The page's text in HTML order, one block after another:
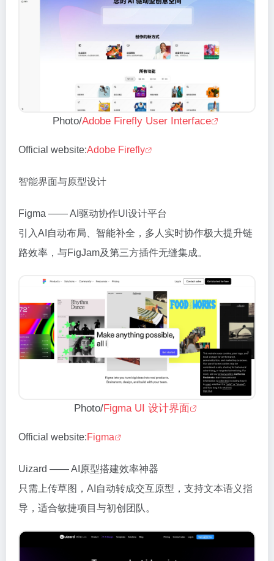
Photo/Adobe Firefly User Interface
Official website:Adobe Firefly
智能界面与原型设计
Figma —— AI驱动协作UI设计平台
引入AI自动布局、智能补全，多人实时协作极大提升链
路效率，与FigJam及第三方插件无缝集成。
Photo/Figma UI 设计界面
Official website:Figma
Uizard —— AI原型搭建效率神器
只需上传草图，AI自动转成交互原型，支持文本语义指
导，适合敏捷项目与初创团队。